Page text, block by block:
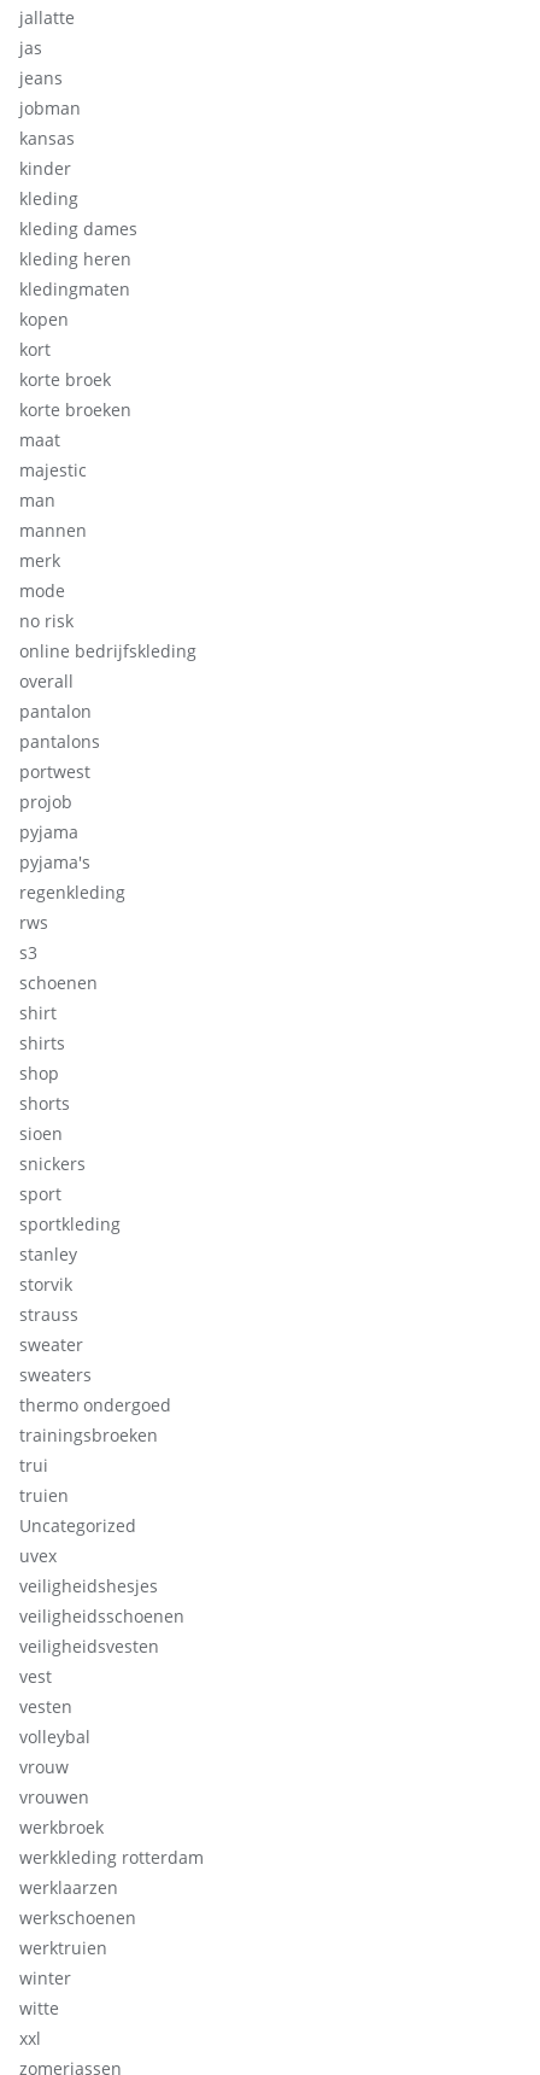
jallatte
jas
jeans
jobman
kansas
kinder
kleding
kleding dames
kleding heren
kledingmaten
kopen
kort
korte broek
korte broeken
maat
majestic
man
mannen
merk
mode
no risk
online bedrijfskleding
overall
pantalon
pantalons
portwest
projob
pyjama
pyjama's
regenkleding
rws
s3
schoenen
shirt
shirts
shop
shorts
sioen
snickers
sport
sportkleding
stanley
storvik
strauss
sweater
sweaters
thermo ondergoed
trainingsbroeken
trui
truien
Uncategorized
uvex
veiligheidshesjes
veiligheidsschoenen
veiligheidsvesten
vest
vesten
volleybal
vrouw
vrouwen
werkbroek
werkkleding rotterdam
werklaarzen
werkschoenen
werktruien
winter
witte
xxl
zomerjassen